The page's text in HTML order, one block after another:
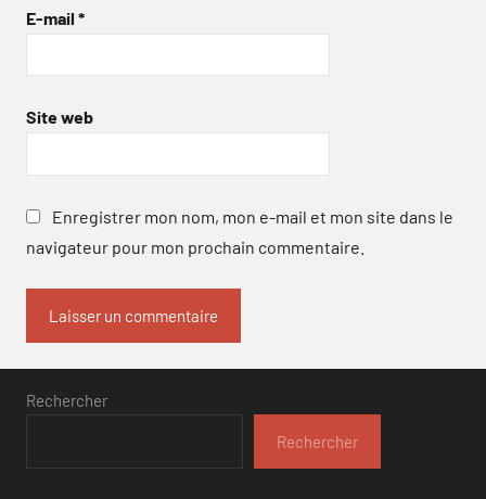
E-mail *
Site web
Enregistrer mon nom, mon e-mail et mon site dans le
navigateur pour mon prochain commentaire.
Rechercher
Rechercher